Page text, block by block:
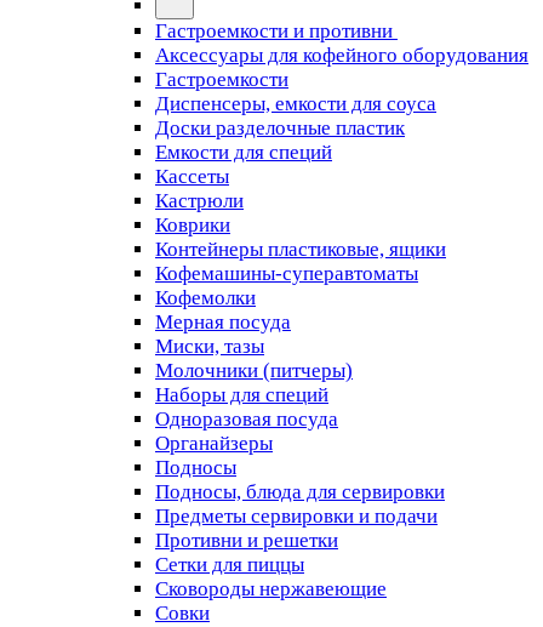
Гастроемкости и противни
Аксессуары для кофейного оборудования
Гастроемкости
Диспенсеры, емкости для соуса
Доски разделочные пластик
Емкости для специй
Кассеты
Кастрюли
Коврики
Контейнеры пластиковые, ящики
Кофемашины-суперавтоматы
Кофемолки
Мерная посуда
Миски, тазы
Молочники (питчеры)
Наборы для специй
Одноразовая посуда
Органайзеры
Подносы
Подносы, блюда для сервировки
Предметы сервировки и подачи
Противни и решетки
Сетки для пиццы
Сковороды нержавеющие
Совки